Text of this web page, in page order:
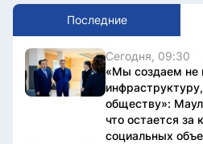
Последние
Сегодня, 09:30
«Мы создаем не
обществу»:
что остается за
социальных